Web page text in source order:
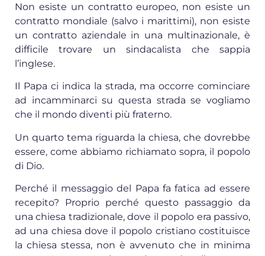
Non esiste un contratto europeo, non esiste un
contratto mondiale (salvo i marittimi), non esiste
un contratto aziendale in una multinazionale, è
difficile trovare un sindacalista che sappia
l’inglese.
Il Papa ci indica la strada, ma occorre cominciare
ad incamminarci su questa strada se vogliamo
che il mondo diventi più fraterno.
Un quarto tema riguarda la chiesa, che dovrebbe
essere, come abbiamo richiamato sopra, il popolo
di Dio.
Perché il messaggio del Papa fa fatica ad essere
recepito? Proprio perché questo passaggio da
una chiesa tradizionale, dove il popolo era passivo,
ad una chiesa dove il popolo cristiano costituisce
la chiesa stessa, non è avvenuto che in minima